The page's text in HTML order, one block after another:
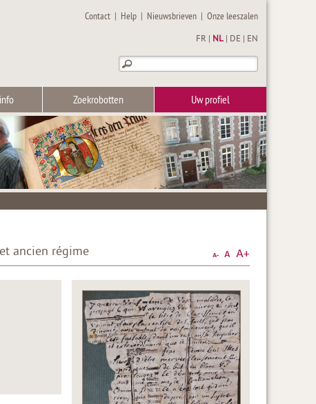
Contact | Help | Nieuwsbrieven |Onze leeszalen
FR NL DE EN
Zoekrobotten Uw profiel
ancien régime